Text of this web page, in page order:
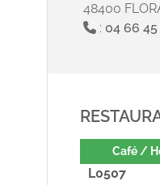
48400
: 04 66
Café /
L0507